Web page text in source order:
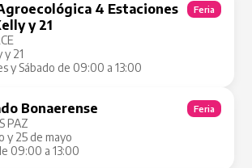
4 Estaciones
y 21
y 21
y Sábado de 09:00 a 13:00
Feria
Bonaerense
PAZ
y 25 de mayo
09:00 a 13:00
Feria